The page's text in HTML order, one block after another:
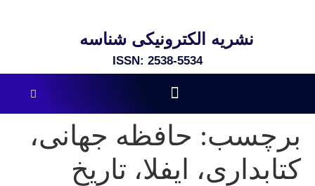
نشریه الکترونیکی شناسه
ISSN: 2538-5534​
برچسب: حافظه جهانی،
کتابداری، ایفلا، تاریخ